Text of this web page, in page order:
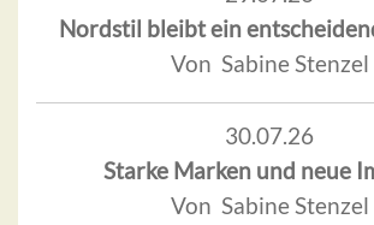
Nordstil bleibt ein
Von Sabine Stenzel
30.07.26
Starke Marken und neue
Von Sabine Stenzel